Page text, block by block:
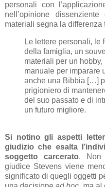
personali con
nell’opinione
materiali segna la differenza
Le lettere personali, le
della famiglia, un
materiali per un
manuale per imparare
anche una Bibbia […]
prigioniero di
del suo passato e di
un futuro migliore.
Si notino gli aspetti
giudizio che esalta
soggetto carcerato. Non
giudice Stevens viene
significato di quegli oggetti